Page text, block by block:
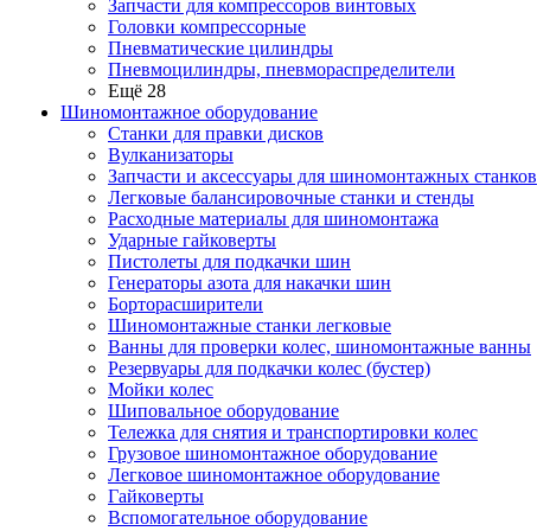
Запчасти для компрессоров винтовых
Головки компрессорные
Пневматические цилиндры
Пневмоцилиндры, пневмораспределители
Ещё 28
Шиномонтажное оборудование
Станки для правки дисков
Вулканизаторы
Запчасти и аксессуары для шиномонтажных станков
Легковые балансировочные станки и стенды
Расходные материалы для шиномонтажа
Ударные гайковерты
Пистолеты для подкачки шин
Генераторы азота для накачки шин
Борторасширители
Шиномонтажные станки легковые
Ванны для проверки колес, шиномонтажные ванны
Резервуары для подкачки колес (бустер)
Мойки колес
Шиповальное оборудование
Тележка для снятия и транспортировки колес
Грузовое шиномонтажное оборудование
Легковое шиномонтажное оборудование
Гайковерты
Вспомогательное оборудование